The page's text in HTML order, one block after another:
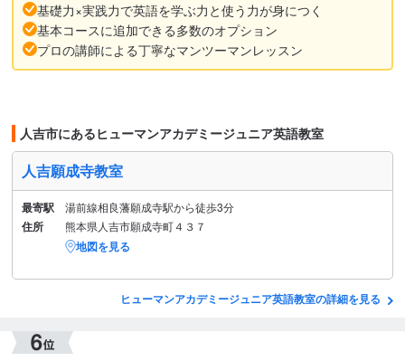
基礎力×実践力で英語を学ぶ力と使う力が身につく
基本コースに追加できる多数のオプション
プロの講師による丁寧なマンツーマンレッスン
人吉市にあるヒューマンアカデミージュニア英語教室
人吉願成寺教室
最寄駅 湯前線相良藩願成寺駅から徒歩3分
住所 熊本県人吉市願成寺町４３７
地図を見る
ヒューマンアカデミージュニア英語教室の詳細を見る